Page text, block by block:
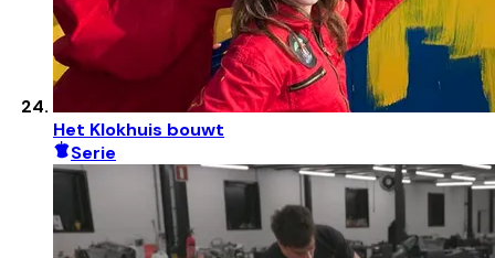
Het Klokhuis bouwt
Serie